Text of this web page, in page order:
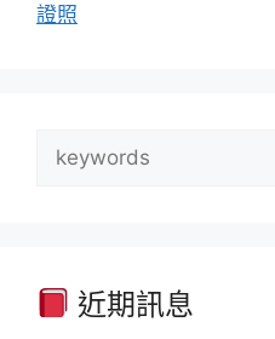
證照
近期訊息